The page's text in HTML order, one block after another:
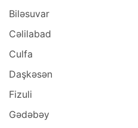
Biləsuvar
Cəlilabad
Culfa
Daşkəsən
Fizuli
Gədəbəy